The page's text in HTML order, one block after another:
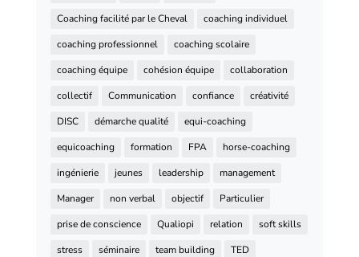
Coaching facilité par le Cheval
coaching individuel
coaching professionnel
coaching scolaire
coaching équipe
cohésion équipe
collaboration
collectif
Communication confiance
créativité
DISC
démarche qualité
equi-coaching
equicoaching
formation FPA
horse-coaching
ingénierie
jeunes leadership
management
Manager
non verbal objectif
Particulier
prise de conscience
Qualiopi relation
soft skills
stress
séminaire team building
TED